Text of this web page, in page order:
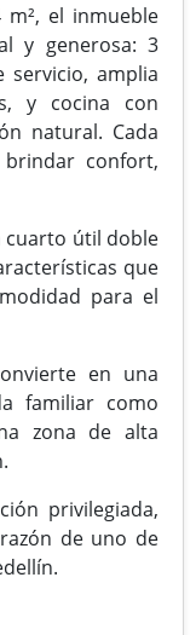
el inmueble
y generosa: 3
servicio, amplia
y cocina con
natural. Cada
confort,
cuarto útil doble
que
para el
en una
familiar como
zona de alta
privilegiada,
de uno de